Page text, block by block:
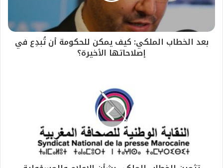
بعد الخطاب الملكي: كيف يمكن للحكومة أن تُبدِع في
إصلاحاتها الأخيرة؟